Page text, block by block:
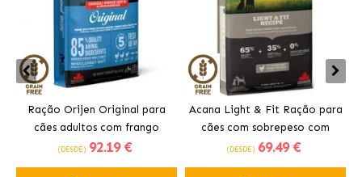
Ração Orijen Original para
cães adultos com frango
(DESDE) 92.19 €
Acana Light & Fit Ração para
cães com sobrepeso com
frango fresco
(DESDE) 69.49 €